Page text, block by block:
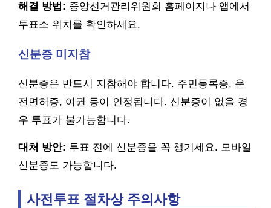
해결 방법: 중앙선거관리위원회 홈페이지나 앱에서
투표소 위치를 확인하세요.
신분증 미지참
신분증은 반드시 지참해야 합니다. 주민등록증, 운
전면허증, 여권 등이 인정됩니다. 신분증이 없을 경
우 투표가 불가능합니다.
대처 방안: 투표 전에 신분증을 꼭 챙기세요. 모바일
신분증도 가능합니다.
사전투표 절차상 주의사항